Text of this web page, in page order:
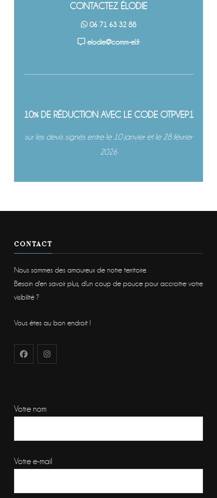
CONTACTEZ ÉLODIE
06 71 63 32 88
elodie@comm-el.fr
10% DE RÉDUCTION AVEC LE CODE OTPVEP1
sur les devis signés entre le 10 janvier et le 28 février
2026
CONTACT
Nous sommes des amoureux de notre territoire.
Besoin d'en savoir plus, d'un coup de pouce pour accroitre votre
visibilité ?
Vous êtes au bon endroit !
Votre nom
Votre e-mail